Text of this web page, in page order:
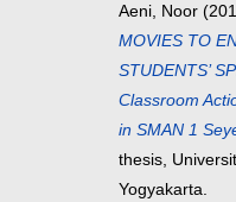
Aeni, Noor
MOVIES TO
STUDENTS’
Classroom
in SMAN 1
thesis,
Yogyakarta.